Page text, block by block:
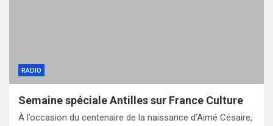
RADIO
Semaine spéciale Antilles sur France Culture
À l’occasion du centenaire de la naissance d’Aimé Césaire,